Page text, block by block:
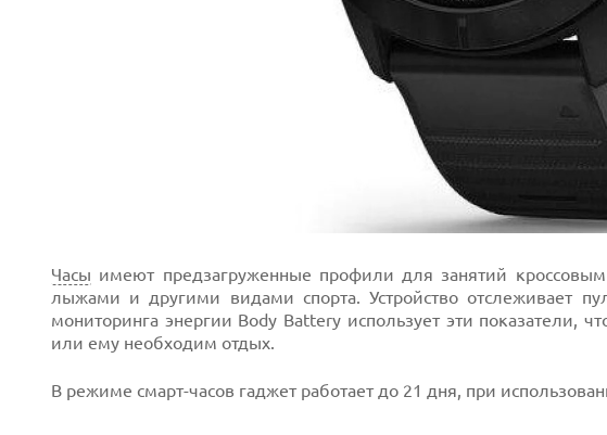
Часы имеют предзагруженные профили для занятий
лыжами и другими видами спорта. Устройство отслеживает
мониторинга энергии Body Battery использует эти показатели,
или ему необходим отдых.
В режиме смарт-часов гаджет работает до 21 дня, при